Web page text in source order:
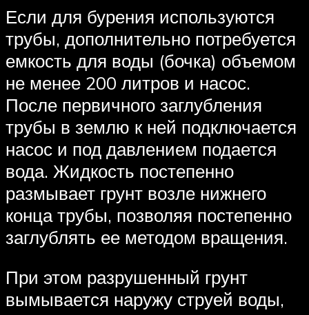
Если для бурения используются
трубы, дополнительно потребуется
емкость для воды (бочка) объемом
не менее 200 литров и насос.
После первичного заглубления
трубы в землю к ней подключается
насос и под давлением подается
вода. Жидкость постепенно
размывает грунт возле нижнего
конца трубы, позволяя постепенно
заглублять ее методом вращения.
При этом разрушенный грунт
вымывается наружу струей воды,